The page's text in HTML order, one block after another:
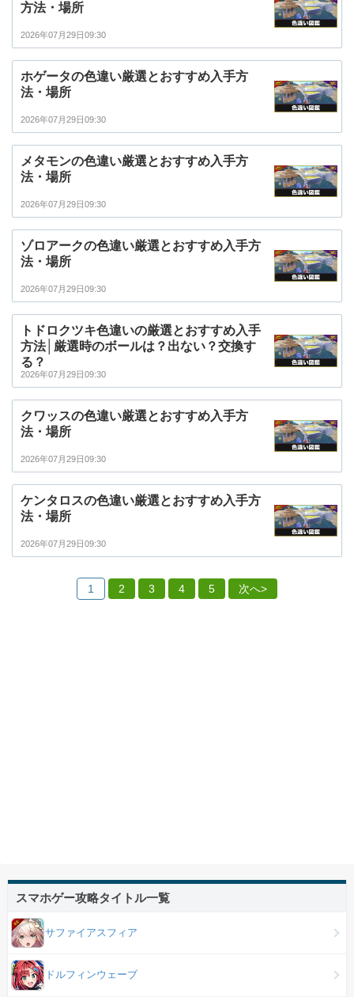
方法・場所
2026年07月29日09:30
ホゲータの色違い厳選とおすすめ入手方
法・場所
2026年07月29日09:30
メタモンの色違い厳選とおすすめ入手方
法・場所
2026年07月29日09:30
ゾロアークの色違い厳選とおすすめ入手方
法・場所
2026年07月29日09:30
トドロクツキ色違いの厳選とおすすめ入手
方法│厳選時のボールは？出ない？交換す
る？
2026年07月29日09:30
クワッスの色違い厳選とおすすめ入手方
法・場所
2026年07月29日09:30
ケンタロスの色違い厳選とおすすめ入手方
法・場所
2026年07月29日09:30
1 2 3 4 5 次へ>
スマホゲー攻略タイトル一覧
サファイアスフィア
ドルフィンウェーブ